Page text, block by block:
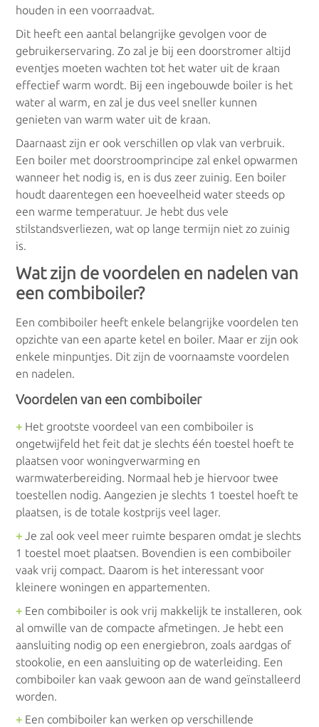
Kachels/Haarden
Houtkachel
Pelletkachel
Convectoren
Warm water
Geisers
Gasgeisers
Condensatiegeisers
Doorstromers
Doorstromers op gas
Elektrische doorstromers
Boilers
Gasboilers
houden in een voorraadvat.
Dit heeft een aantal belangrijke gevolgen voor de
gebruikerservaring. Zo zal je bij een doorstromer altijd
eventjes moeten wachten tot het water uit de kraan
effectief warm wordt. Bij een ingebouwde boiler is het
water al warm, en zal je dus veel sneller kunnen
genieten van warm water uit de kraan.
Daarnaast zijn er ook verschillen op vlak van verbruik.
Een boiler met doorstroomprincipe zal enkel opwarmen
wanneer het nodig is, en is dus zeer zuinig. Een boiler
houdt daarentegen een hoeveelheid water steeds op
een warme temperatuur. Je hebt dus vele
stilstandsverliezen, wat op lange termijn niet zo zuinig
is.
Wat zijn de voordelen en nadelen van
een combiboiler?
Een combiboiler heeft enkele belangrijke voordelen ten
opzichte van een aparte ketel en boiler. Maar er zijn ook
enkele minpuntjes. Dit zijn de voornaamste voordelen
en nadelen.
Voordelen van een combiboiler
+ Het grootste voordeel van een combiboiler is
ongetwijfeld het feit dat je slechts één toestel hoeft te
plaatsen voor woningverwarming en
warmwaterbereiding. Normaal heb je hiervoor twee
toestellen nodig. Aangezien je slechts 1 toestel hoeft te
plaatsen, is de totale kostprijs veel lager.
+ Je zal ook veel meer ruimte besparen omdat je slechts
1 toestel moet plaatsen. Bovendien is een combiboiler
vaak vrij compact. Daarom is het interessant voor
kleinere woningen en appartementen.
+ Een combiboiler is ook vrij makkelijk te installeren, ook
al omwille van de compacte afmetingen. Je hebt een
aansluiting nodig op een energiebron, zoals aardgas of
stookolie, en een aansluiting op de waterleiding. Een
combiboiler kan vaak gewoon aan de wand geïnstalleerd
worden.
+ Een combiboiler kan werken op verschillende